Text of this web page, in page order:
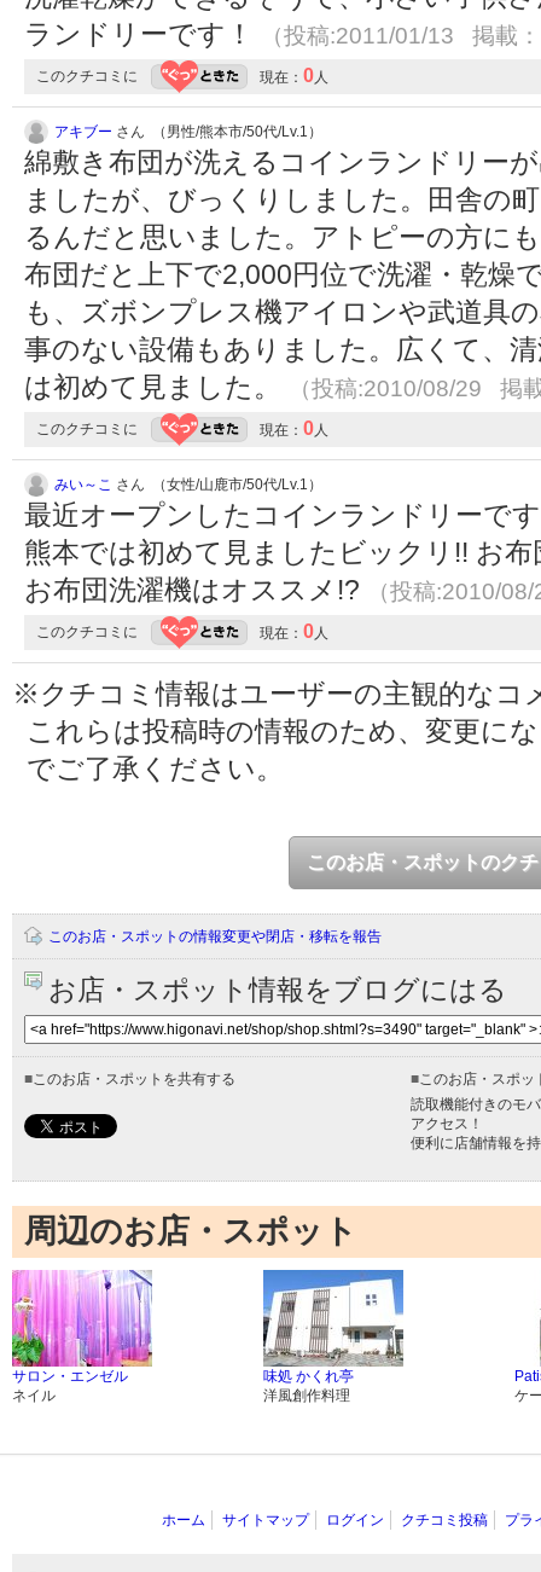
ランドリーです！
（投稿:2011/01/13 掲載
このクチコミに 現在： 0人
アキブー さん （男性/熊本市/50代/Lv.1）
綿敷き布団が洗えるコインランドリー
ましたが、びっくりしました。田舎の
るんだと思いました。アトピーの方に
布団だと上下で2,000円位で洗濯・乾燥
も、ズボンプレス機アイロンや武道具
事のない設備もありました。広くて、
は初めて見ました。
（投稿:2010/08/29 掲
このクチコミに 現在： 0人
みい～こ さん （女性/山鹿市/50代/Lv.1）
最近オープンしたコインランドリーで
熊本では初めて見ましたビックリ!! お
お布団洗濯機はオススメ!?
（投稿:2010/
このクチコミに 現在： 0人
※クチコミ情報はユーザーの主観的なコ
これらは投稿時の情報のため、変更に
でご了承ください。
このお店・スポットのク
このお店・スポットの情報変更や閉店・移転を報告
お店・スポット情報をブログにはる
■このお店・スポットを共有する ■このお店・スポッ
読取機能付きのモ
アクセス！
便利に店舗情報を
周辺のお店・スポット
サロン・エンゼル
ネイル
味処 かくれ亭
洋風創作料理
ケ
ホーム サイトマップ ログイン クチコミ投稿 プラ